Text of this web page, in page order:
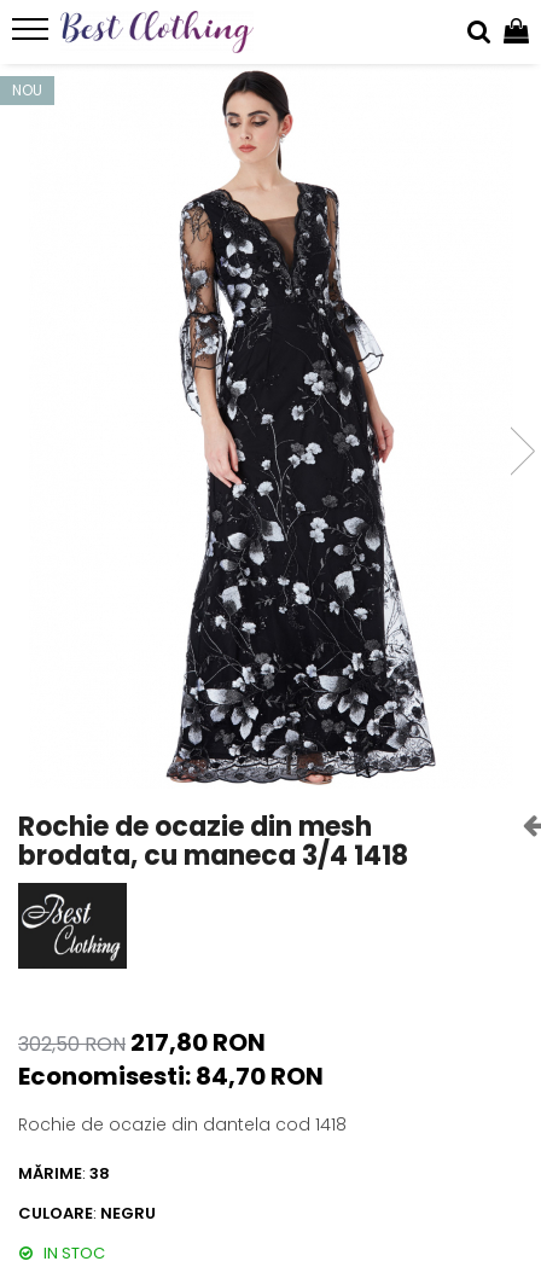
ROCHII DE PETRECERE
ROCHII PENTRU NUNTA
ROCHII PENTRU CUNUNIA CIVILA
NOU
Rochie de ocazie din mesh
brodata, cu maneca 3/4 1418
302,50 RON 217,80 RON
Economisesti:84,70RON
Rochie de ocazie din dantela cod 1418
MĂRIME: 38
CULOARE: NEGRU
IN STOC